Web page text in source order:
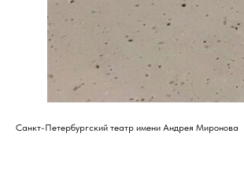
Санкт-Петербургский театр имени Андрея Миронова